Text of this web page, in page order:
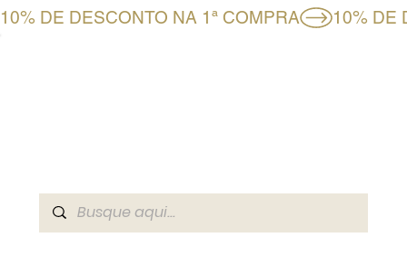
10% DE DESCONTO NA 1ª COMPRA